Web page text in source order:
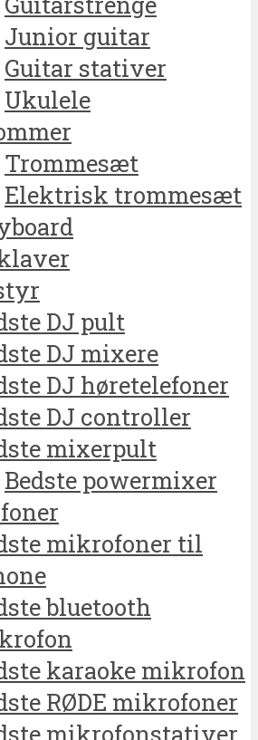
Junior guitar
Guitar stativer
Ukulele
Trommesæt
Elektrisk trommesæt
DJ pult
DJ mixere
DJ høretelefoner
DJ controller
mixerpult
Bedste powermixer
mikrofoner til
bluetooth
karaoke mikrofon
RØDE mikrofoner
mikrofonstativer